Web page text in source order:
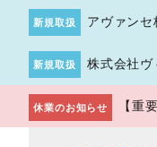
新規取扱 アヴァン
新規取扱 株式会社
休業のお知らせ 【重